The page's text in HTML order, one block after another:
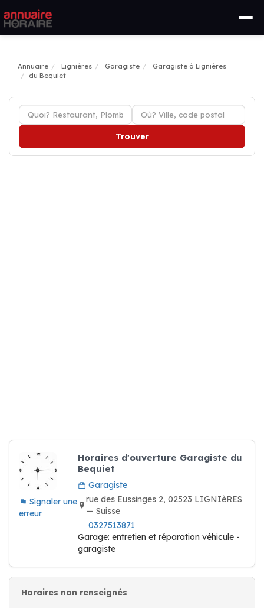
Annuaire Lignières Garagiste
Garagiste à Lignières
du Bequiet
Trouver
Signaler une
erreur
Horaires d'ouverture Garagiste du
Bequiet
Garagiste
rue des Eussinges 2, 02523 LIGNIèRES
— Suisse
0327513871
Garage: entretien et réparation véhicule -
garagiste
Horaires non renseignés